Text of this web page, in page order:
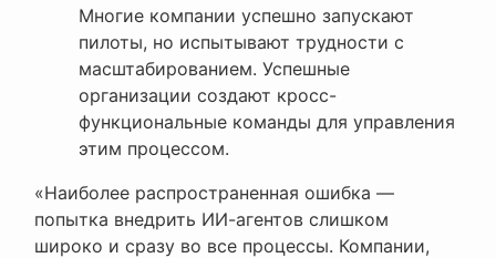
Многие компании успешно запускают
пилоты, но испытывают трудности с
масштабированием. Успешные
организации создают кросс-
функциональные команды для управления
этим процессом.
«Наиболее распространенная ошибка —
попытка внедрить ИИ-агентов слишком
широко и сразу во все процессы. Компании,